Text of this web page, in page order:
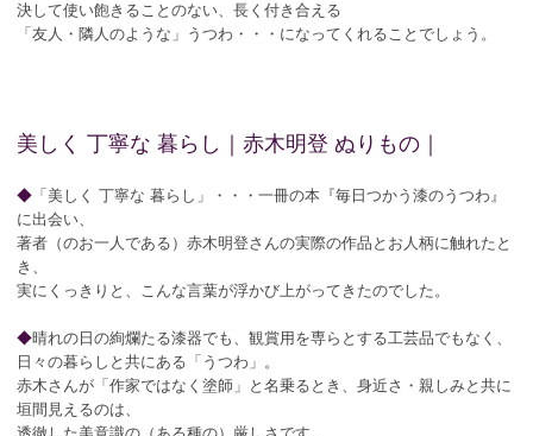
決して使い飽きることのない、長く付き合える
「友人・隣人のような」うつわ・・・になってくれることでしょう。
美しく 丁寧な 暮らし｜赤木明登 ぬりもの｜
◆ 「美しく 丁寧な 暮らし」・・・一冊の本『毎日つかう漆のうつわ』
に出会い、
著者（のお一人である）赤木明登さんの実際の作品とお人柄に触れたと
き、
実にくっきりと、こんな言葉が浮かび上がってきたのでした。
◆晴れの日の絢爛たる漆器でも、観賞用を専らとする工芸品でもなく、
日々の暮らしと共にある「うつわ」。
赤木さんが「作家ではなく塗師」と名乗るとき、身近さ・親しみと共に
垣間見えるのは、